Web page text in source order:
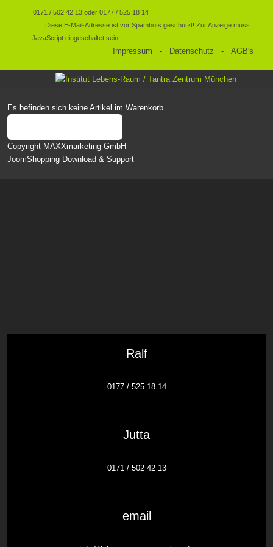
0171 / 502 42 13 oder 0177 / 525 18 14
Diese E-Mail-Adresse ist vor Spambots geschützt! Zur Anzeige muss
JavaScript eingeschaltet sein.
Impressum - Datenschutz - AGB's
Mobile Menu Toggle
Es befinden sich keine Artikel im Warenkorb.
Copyright MAXXmarketing GmbH
JoomShopping Download & Support
Ralf
0177 / 525 18 14
Jutta
0171 / 502 42 13
email